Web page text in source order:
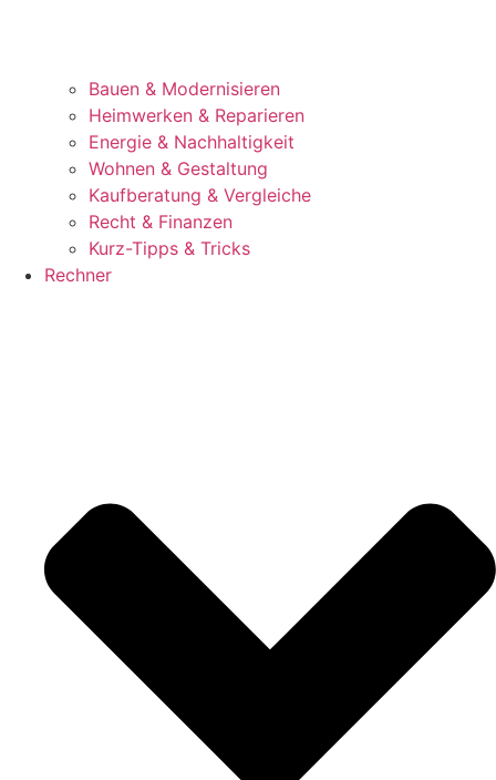
Bauen & Modernisieren
Heimwerken & Reparieren
Energie & Nachhaltigkeit
Wohnen & Gestaltung
Kaufberatung & Vergleiche
Recht & Finanzen
Kurz-Tipps & Tricks
Rechner